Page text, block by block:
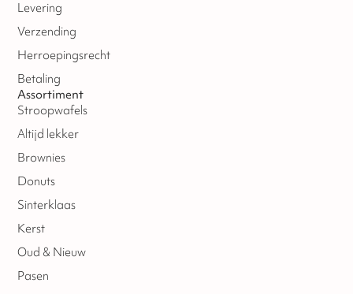
Levering
Verzending
Herroepingsrecht
Betaling
Assortiment
Stroopwafels
Altijd lekker
Brownies
Donuts
Sinterklaas
Kerst
Oud & Nieuw
Pasen